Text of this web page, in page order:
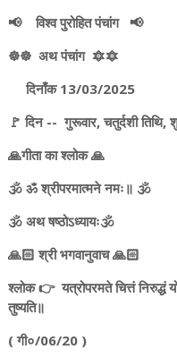
📢 विश्व पुरोहित पंचांग 📢
☸️☸️ अथ पंचांग 🔯🔯
दिनाँक 13/03/2025
🚩 दिन -- गुरूवार, चतुर्दशी तिथि,
🙏गीता का श्लोक 🙏
🕉️ ॐ श्रीपरमात्मने नमः॥ 🕉️
🕉️ अथ षष्ठोऽध्यायः🕉️
🙏🏻 श्री भगवानुवाच 🙏🏻
श्लोक 👉 यत्रोपरमते चित्तं निरुद्धं
तुष्यति॥
( गी०/06/20 )